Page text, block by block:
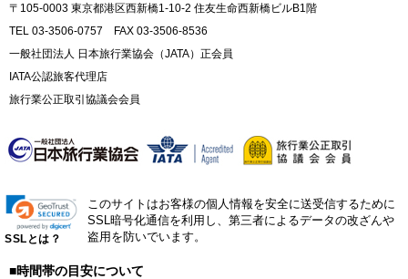
〒105-0003 東京都港区西新橋1-10-2 住友生命西新橋ビルB1階
TEL 03-3506-0757 FAX 03-3506-8536
一般社団法人 日本旅行業協会（JATA）正会員
IATA公認旅客代理店
旅行業公正取引協議会会員
SSLとは？
このサイトはお客様の個人情報を安全に送受信するために
SSL暗号化通信を利用し、第三者によるデータの改ざんや
盗用を防いでいます。
■時間帯の目安について